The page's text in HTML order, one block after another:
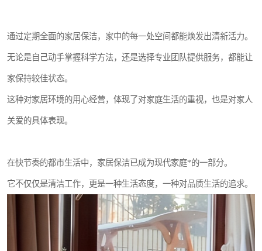
通过定期全面的家居保洁，家中的每一处空间都能焕发出清新活力。
无论是自己动手掌握科学方法，还是选择专业团队提供服务，都能让
家保持较佳状态。
这种对家居环境的用心经营，体现了对家庭生活的重视，也是对家人
关爱的具体表现。
在快节奏的都市生活中，家居保洁已成为现代家庭*的一部分。
它不仅仅是清洁工作，更是一种生活态度，一种对品质生活的追求。